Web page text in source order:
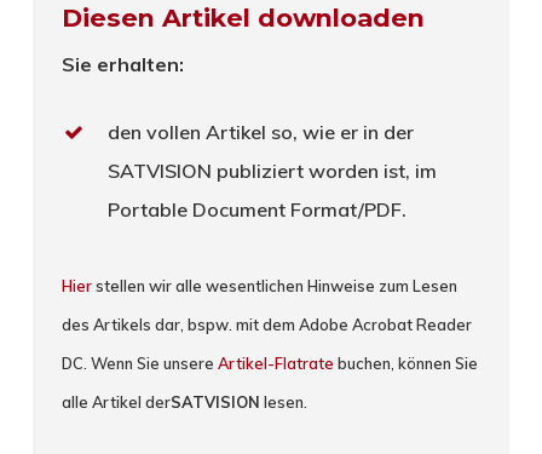
Diesen Artikel downloaden
Sie erhalten:
den vollen Artikel so, wie er in der
SATVISION publiziert worden ist, im
Portable Document Format/PDF.
Hierstellen wir alle wesentlichen Hinweise zum Lesen
des Artikels dar, bspw. mit dem Adobe Acrobat Reader
DC. Wenn Sie unsereArtikel-Flatrate buchen, können Sie
alle Artikel derSATVISION lesen.